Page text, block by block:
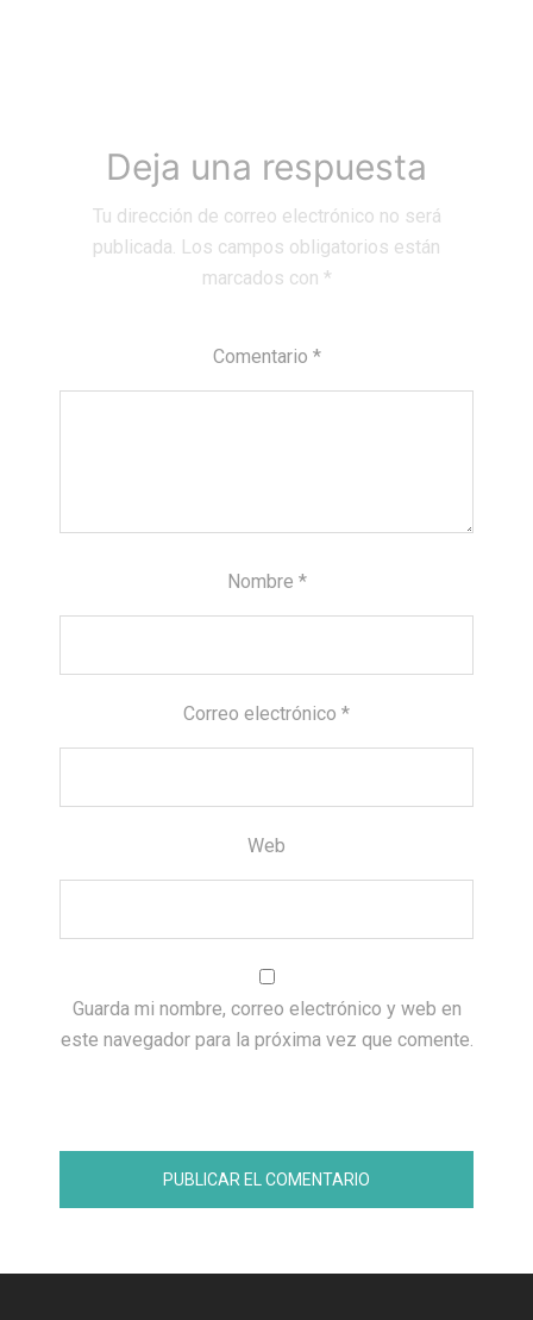
Deja una respuesta
Tu dirección de correo electrónico no será
publicada. Los campos obligatorios están
marcados con *
Comentario *
Nombre *
Correo electrónico *
Web
Guarda mi nombre, correo electrónico y web en
este navegador para la próxima vez que comente.